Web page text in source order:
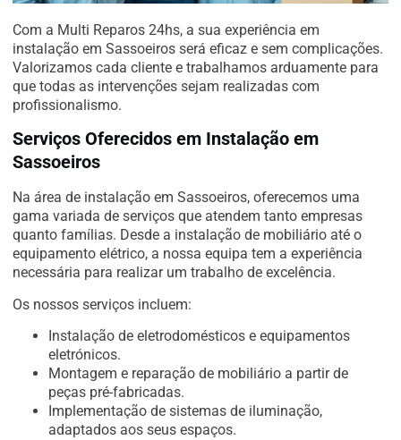
Com a Multi Reparos 24hs, a sua experiência em
instalação em Sassoeiros será eficaz e sem complicações.
Valorizamos cada cliente e trabalhamos arduamente para
que todas as intervenções sejam realizadas com
profissionalismo.
Serviços Oferecidos em Instalação em
Sassoeiros
Na área de instalação em Sassoeiros, oferecemos uma
gama variada de serviços que atendem tanto empresas
quanto famílias. Desde a instalação de mobiliário até o
equipamento elétrico, a nossa equipa tem a experiência
necessária para realizar um trabalho de excelência.
Os nossos serviços incluem:
Instalação de eletrodomésticos e equipamentos
eletrónicos.
Montagem e reparação de mobiliário a partir de
peças pré-fabricadas.
Implementação de sistemas de iluminação,
adaptados aos seus espaços.